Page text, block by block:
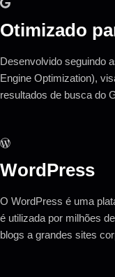
Otimizado
Desenvolvido seguindo
Engine Optimization),
resultados de busca do
WordPress
O WordPress é uma
é utilizada por milhões
blogs a grandes sites